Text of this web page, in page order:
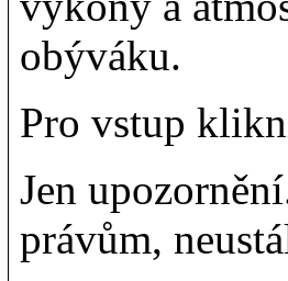
obýváku.
Pro vstup
Jen
právům,